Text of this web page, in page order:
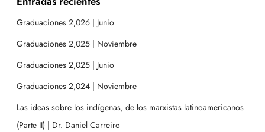
Graduaciones 2,026 | Junio
Graduaciones 2,025 | Noviembre
Graduaciones 2,025 | Junio
Graduaciones 2,024 | Noviembre
Las ideas sobre los indígenas, de los marxistas latinoamericanos
(Parte II) | Dr. Daniel Carreiro